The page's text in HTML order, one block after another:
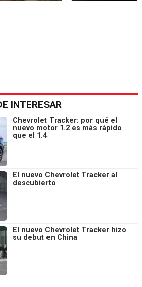
INTERESAR
Chevrolet Tracker: por qué el
nuevo motor 1.2 es más rápido
que el 1.4
El nuevo Chevrolet Tracker al
descubierto
El nuevo Chevrolet Tracker hizo
su debut en China